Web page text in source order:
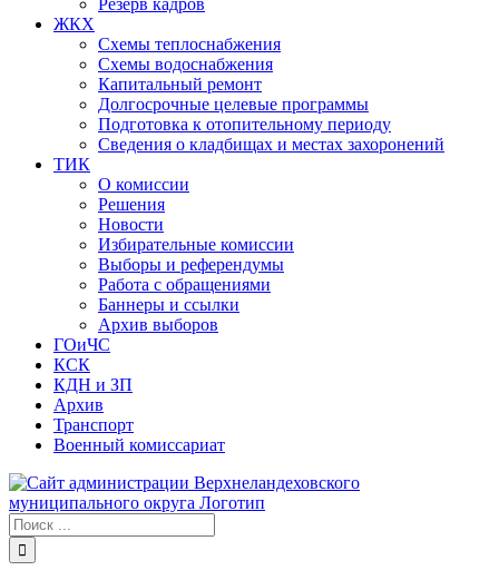
Резерв кадров
ЖКХ
Схемы теплоснабжения
Схемы водоснабжения
Капитальный ремонт
Долгосрочные целевые программы
Подготовка к отопительному периоду
Сведения о кладбищах и местах захоронений
ТИК
О комиссии
Решения
Новости
Избирательные комиссии
Выборы и референдумы
Работа с обращениями
Баннеры и ссылки
Архив выборов
ГОиЧС
КСК
КДН и ЗП
Архив
Транспорт
Военный комиссариат
Результат
поиска: